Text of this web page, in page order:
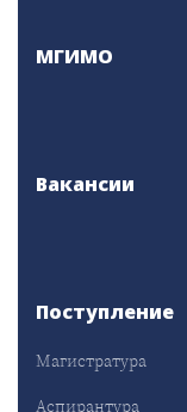
МГИМО
Вакансии
Поступление
Магистратура
Аспирантура